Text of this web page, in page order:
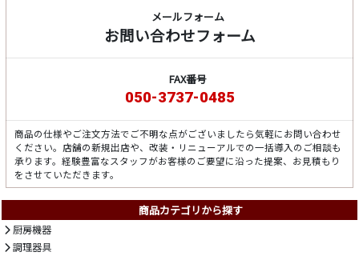
メールフォーム
お問い合わせフォーム
FAX番号
050-3737-0485
商品の仕様やご注文方法でご不明な点がございましたら気軽にお問い合わせ
ください。店舗の新規出店や、改装・リニューアルでの一括導入のご相談も
承ります。経験豊富なスタッフがお客様のご要望に沿った提案、お見積もり
をさせていただきます。
商品カテゴリから探す
厨房機器
調理器具